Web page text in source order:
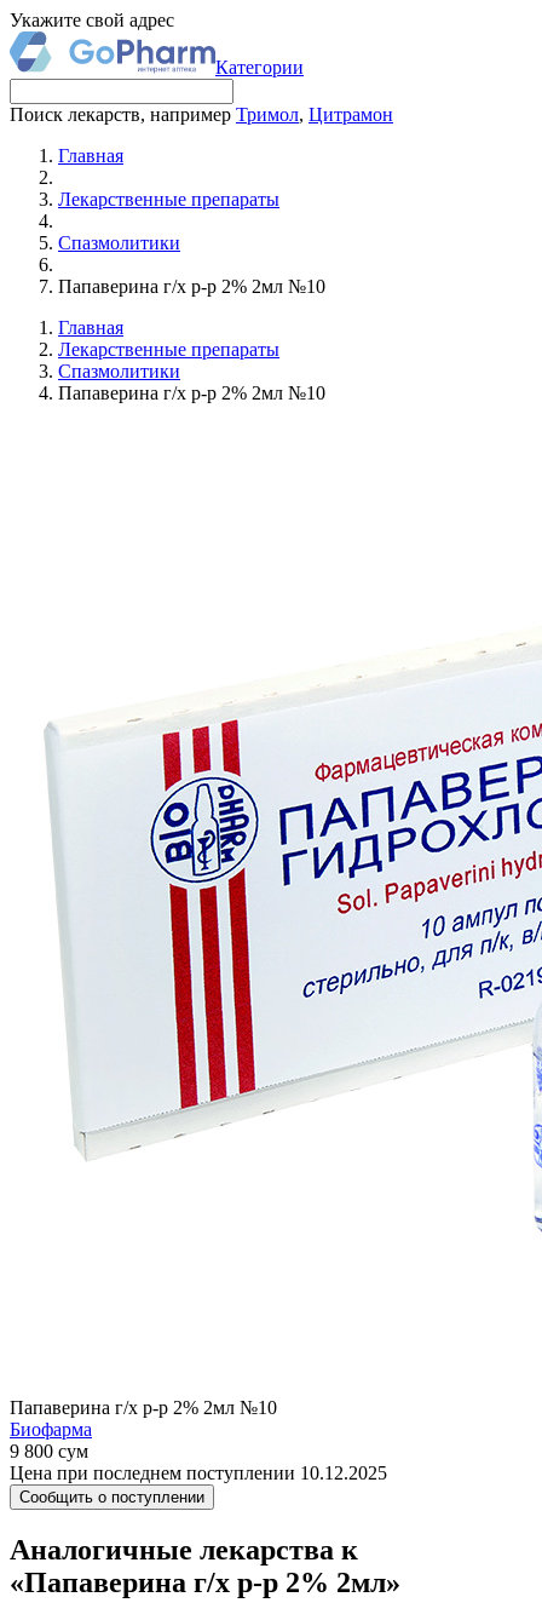
Укажите свой адрес
Категории
Поиск лекарств, например Тримол, Цитрамон
Главная
Лекарственные препараты
Спазмолитики
Папаверина г/х р-р 2% 2мл №10
Главная
Лекарственные препараты
Спазмолитики
Папаверина г/х р-р 2% 2мл №10
Папаверина г/х р-р 2% 2мл №10
Биофарма
9 800 сум
Цена при последнем поступлении 10.12.2025
Сообщить о поступлении
Аналогичные лекарства к
«Папаверина г/х р-р 2% 2мл»